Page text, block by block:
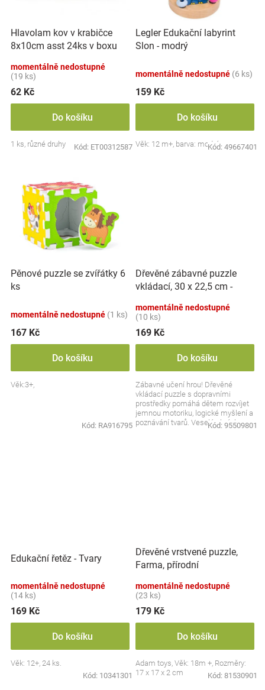
Blog
Hračkářství
Přihlášení
ůo
d
u
k
ů
Hlavolam kov v krabičce
8x10cm asst 24ks v boxu
momentálně nedostupné
(19 ks)
62 Kč
Do košíku
1 ks, různé druhy Kód: ET00312587
Legler Edukační labyrint
Slon - modrý
momentálně nedostupné (6 ks)
159 Kč
Do košíku
Věk: 12 m+, barva: modrá
Kód: 49667401
Pěnové puzzle se zvířátky 6
ks
momentálně nedostupné (1 ks)
167 Kč
Do košíku
Věk:3+,
Kód: RA916795
Dřevěné zábavné puzzle
vkládací, 30 x 22,5 cm -
momentálně nedostupné
(10 ks)
169 Kč
Do košíku
Zábavné učení hrou! Dřevěné
vkládací puzzle s dopravními
prostředky pomáhá dětem rozvíjet
jemnou motoriku, logické myšlení a
poznávání tvarů. Veselé obrázky
Kód: 95509801
Edukační řetěz - Tvary
momentálně nedostupné
(14 ks)
169 Kč
Do košíku
Věk: 12+, 24 ks.
Kód: 10341301
Dřevěné vrstvené puzzle,
Farma, přírodní
momentálně nedostupné
(23 ks)
179 Kč
Do košíku
Adam toys, Věk: 18m +, Rozměry:
17 x 17 x 2 cm
Kód: 81530901